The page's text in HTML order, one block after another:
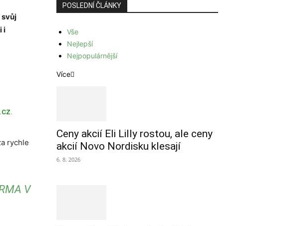
svůj
i
rychle
V
POSLEDNÍ ČLÁNKY
Vše
Nejlepší
Nejpopulárnější
Více
Ceny akcií Eli Lilly rostou, ale ceny
akcií Novo Nordisku klesají
6. 8. 2026